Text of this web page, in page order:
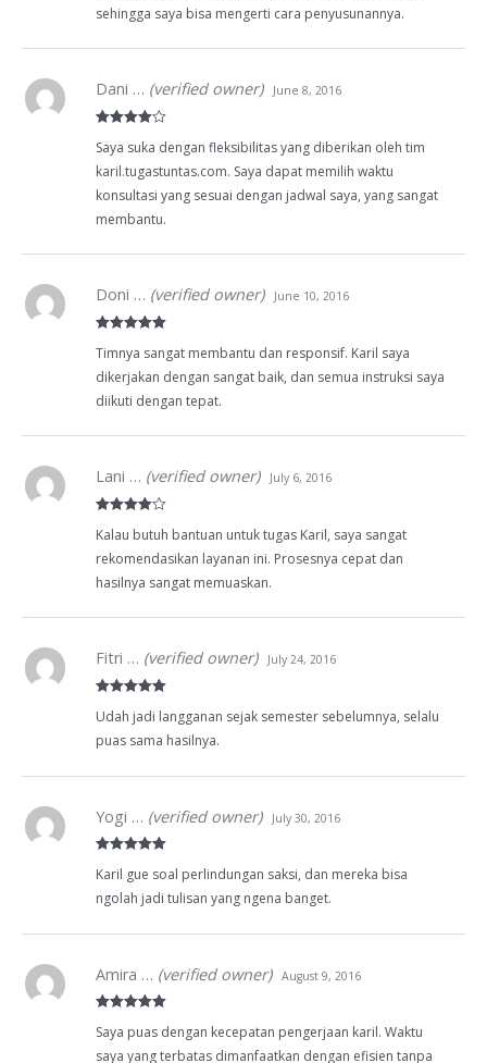
sehingga saya bisa mengerti cara penyusunannya.
out of 5
Dani … (verified owner) June 8, 2016
Saya suka dengan fleksibilitas yang diberikan oleh tim
karil.tugastuntas.com. Saya dapat memilih waktu
konsultasi yang sesuai dengan jadwal saya, yang sangat
membantu.
of 5
Doni … (verified owner) June 10, 2016
Timnya sangat membantu dan responsif. Karil saya
dikerjakan dengan sangat baik, dan semua instruksi saya
diikuti dengan tepat.
out of 5
Lani … (verified owner) July 6, 2016
Kalau butuh bantuan untuk tugas Karil, saya sangat
rekomendasikan layanan ini. Prosesnya cepat dan
hasilnya sangat memuaskan.
of 5
Fitri … (verified owner) July 24, 2016
Udah jadi langganan sejak semester sebelumnya, selalu
puas sama hasilnya.
of 5
Yogi … (verified owner) July 30, 2016
Karil gue soal perlindungan saksi, dan mereka bisa
ngolah jadi tulisan yang ngena banget.
of 5
Amira … (verified owner) August 9, 2016
Saya puas dengan kecepatan pengerjaan karil. Waktu
saya yang terbatas dimanfaatkan dengan efisien tanpa